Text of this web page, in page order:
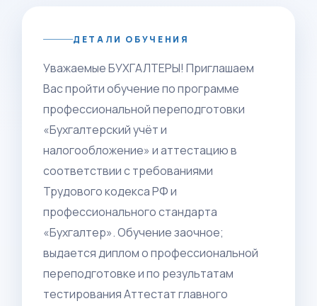
ДЕТАЛИ ОБУЧЕНИЯ
Уважаемые БУХГАЛТЕРЫ! Приглашаем
Вас пройти обучение по программе
профессиональной переподготовки
«Бухгалтерский учёт и
налогообложение» и аттестацию в
соответствии с требованиями
Трудового кодекса РФ и
профессионального стандарта
«Бухгалтер». Обучение заочное;
выдается диплом о профессиональной
переподготовке и по результатам
тестирования Аттестат главного